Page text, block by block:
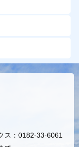
ス：0182-33-6061